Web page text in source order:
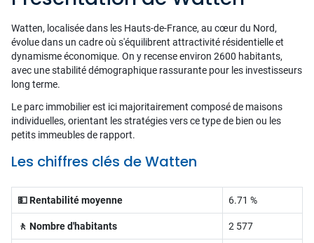
Watten, localisée dans les Hauts-de-France, au cœur du Nord,
évolue dans un cadre où s'équilibrent attractivité résidentielle et
dynamisme économique. On y recense environ 2600 habitants,
avec une stabilité démographique rassurante pour les investisseurs
long terme.
Le parc immobilier est ici majoritairement composé de maisons
individuelles, orientant les stratégies vers ce type de bien ou les
petits immeubles de rapport.
Les chiffres clés de Watten
💵 Rentabilité moyenne 6.71 %
🚶 Nombre d'habitants 2 577